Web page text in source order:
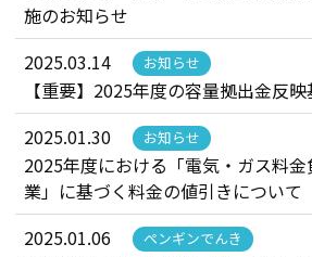
施のお知らせ
2025.03.14 お知らせ
【重要】2025年度の容量拠出金反
2025.01.30 お知らせ
2025年度における「電気・ガス料
業」に基づく料金の値引きについて
2025.01.06 ペンギンでんき